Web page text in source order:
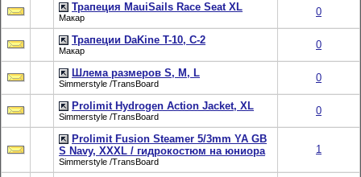
Трапеция MauiSails Race Seat XL
Макар 0
Трапеции DaKine T-10, C-2
Макар 0
Шлема размеров S, M, L
Simmerstyle /TransBoard 0
Prolimit Hydrogen Action Jacket, XL
Simmerstyle /TransBoard 0
Prolimit Fusion Steamer 5/3mm YA GB
S Navy, XXXL / гидрокостюм на юниора
Simmerstyle /TransBoard
1